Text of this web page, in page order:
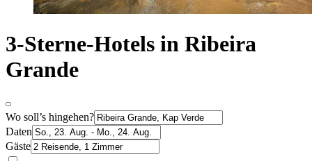
3-Sterne-Hotels in Ribeira
Grande
Wo soll’s hingehen?
Daten
Gäste